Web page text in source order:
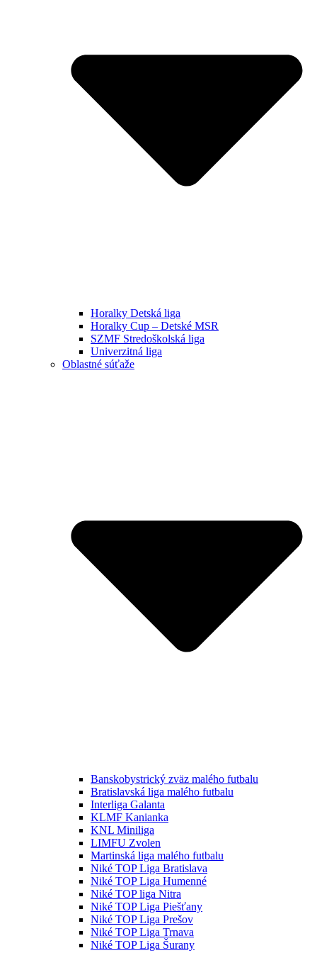
Horalky Detská liga
Horalky Cup – Detské MSR
SZMF Stredoškolská liga
Univerzitná liga
Oblastné súťaže
Banskobystrický zväz malého futbalu
Bratislavská liga malého futbalu
Interliga Galanta
KLMF Kanianka
KNL Miniliga
LIMFU Zvolen
Martinská liga malého futbalu
Niké TOP Liga Bratislava
Niké TOP Liga Humenné
Niké TOP liga Nitra
Niké TOP Liga Piešťany
Niké TOP Liga Prešov
Niké TOP Liga Trnava
Niké TOP Liga Šurany